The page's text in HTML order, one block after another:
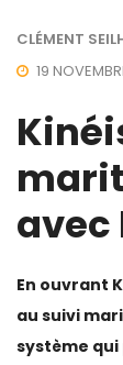
CLÉMENT
19
avec
En ouvrant
au suivi
système